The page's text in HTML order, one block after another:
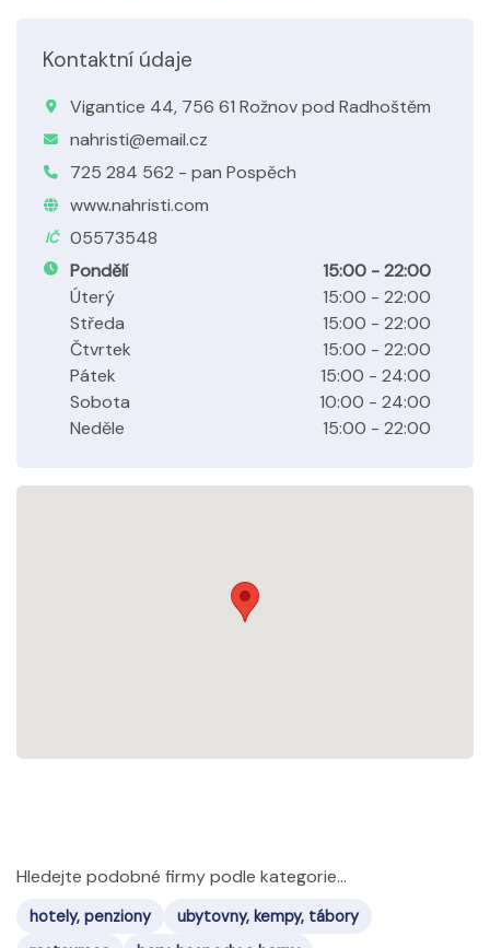
Kontaktní údaje
Vigantice 44, 756 61 Rožnov pod Radhoštěm
nahristi@email.cz
725 284 562 - pan Pospěch
www.nahristi.com
IČ
05573548
Pondělí
15:00 - 22:00
Úterý
15:00 - 22:00
Středa
15:00 - 22:00
Čtvrtek
15:00 - 22:00
Pátek
15:00 - 24:00
Sobota
10:00 - 24:00
Neděle
15:00 - 22:00
Hledejte podobné firmy podle kategorie...
hotely, penziony
ubytovny, kempy, tábory